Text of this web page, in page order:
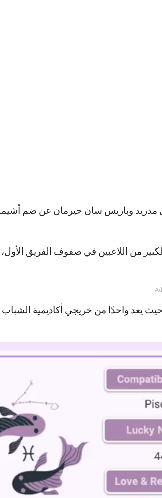
مدريد وباريس سان جيرمان عن ضم
من اللاعبين في صفوف الفريق الأول،
يعد واحدًا من خريجي أكاديمية الشباب